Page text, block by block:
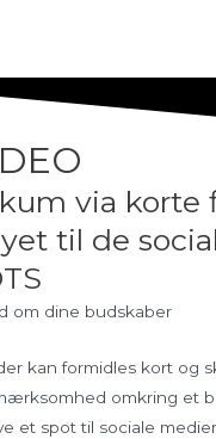
via korte
til de
om dine budskaber
kan formidles kort og
omkring et
et spot til sociale medier.